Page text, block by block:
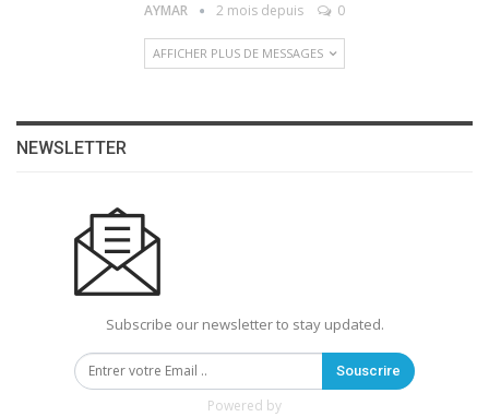
AYMAR 2 mois depuis 0
AFFICHER PLUS DE MESSAGES
NEWSLETTER
Subscribe our newsletter to stay updated.
Souscrire
Powered by